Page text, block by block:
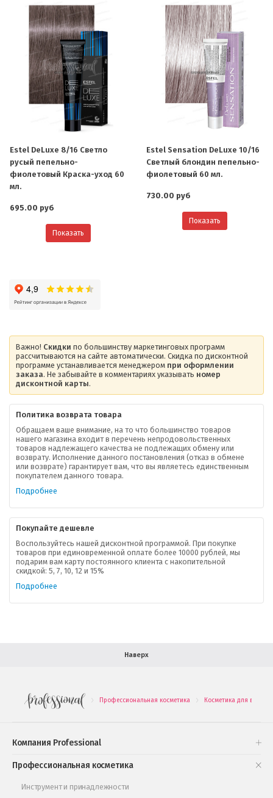
Estel DeLuxe 8/16 Светло
русый пепельно-
фиолетовый Краска-уход 60
мл.
695.00 руб
Показать
Estel Sensation DeLuxe 10/16
Светлый блондин пепельно-
фиолетовый 60 мл.
730.00 руб
Показать
Важно! Скидки по большинству маркетинговых программ
рассчитываются на сайте автоматически. Скидка по дисконтной
программе устанавливается менеджером при оформлении
заказа. Не забывайте в комментариях указывать номер
дисконтной карты.
Политика возврата товара
Обращаем ваше внимание, на то что большинство товаров
нашего магазина входит в перечень непродовольственных
товаров надлежащего качества не подлежащих обмену или
возврату. Исполнение данного постановления (отказ в обмене
или возврате) гарантирует вам, что вы являетесь единственным
покупателем данного товара.
Подробнее
Покупайте дешевле
Воспользуйтесь нашей дисконтной программой. При покупке
товаров при единовременной оплате более 10000 рублей, мы
подарим вам карту постоянного клиента с накопительной
скидкой: 5, 7, 10, 12 и 15%
Подробнее
Наверх
. Профессиональная косметика . Косметика для волос
Компания Professional
О компании
Ваша скидка
Контактная информация
В помощь покупателю
Форма обратной связи
Профессиональная косметика
Инструмент и принадлежности
Подарочные наборы
Обучающее видео